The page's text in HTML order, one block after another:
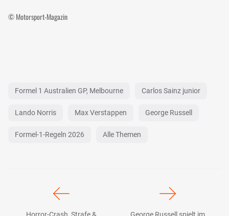
© Motorsport-Magazin
Formel 1 Australien GP, Melbourne Carlos Sainz junior
Lando Norris Max Verstappen George Russell
Formel-1-Regeln 2026 Alle Themen
Horror-Crash, Strafe &
George Russell spielt im